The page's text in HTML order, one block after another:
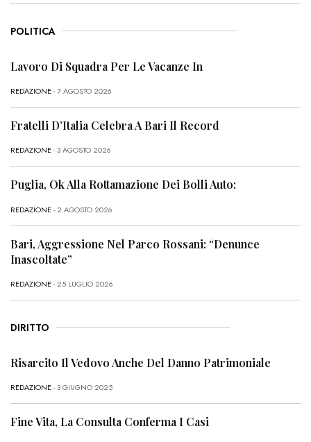
POLITICA
Lavoro Di Squadra Per Le Vacanze In
REDAZIONE- 7 AGOSTO 2026
Fratelli D’Italia Celebra A Bari Il Record
REDAZIONE- 3 AGOSTO 2026
Puglia, Ok Alla Rottamazione Dei Bolli Auto:
REDAZIONE- 2 AGOSTO 2026
Bari, Aggressione Nel Parco Rossani: “Denunce
Inascoltate”
REDAZIONE- 25 LUGLIO 2026
DIRITTO
Risarcito Il Vedovo Anche Del Danno Patrimoniale
REDAZIONE- 3 GIUGNO 2025
Fine Vita, La Consulta Conferma I Casi